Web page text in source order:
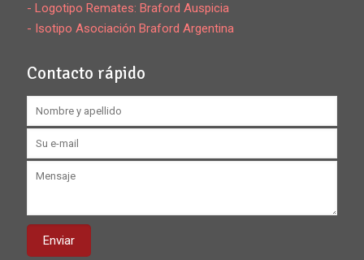
- Logotipo Remates: Braford Auspicia
- Isotipo Asociación Braford Argentina
Contacto rápido